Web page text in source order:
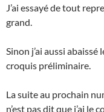
J’ai essayé de tout
grand.
Sinon j’ai aussi abaissé
croquis préliminaire.
La suite au prochain
n’est pas dit que j’ai le